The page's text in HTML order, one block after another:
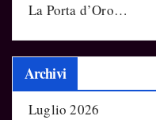
La Porta d’Oro…
Archivi
Luglio 2026